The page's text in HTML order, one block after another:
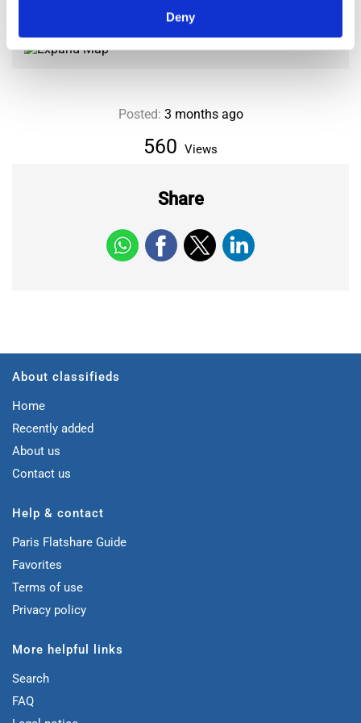
Deny
Share
Centre Ville
560 Views
Posted: 3 months ago
About classifieds
Home
Recently added
About us
Contact us
Help & contact
Paris Flatshare Guide
Favorites
Terms of use
Privacy policy
More helpful links
Search
FAQ